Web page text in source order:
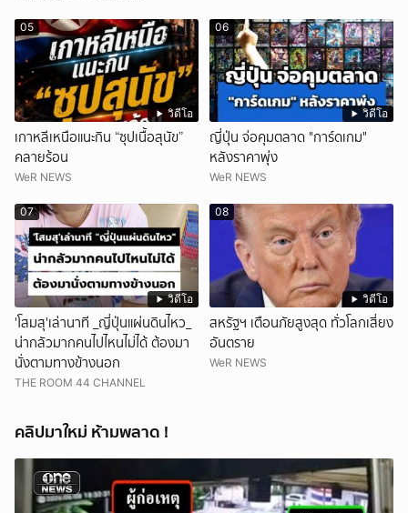
วิดีโอ
05
เกาหลีเหนือแนะกิน “ซุปเนื้อสุนัข”
คลายร้อน
WeR NEWS
วิดีโอ
06
ญี่ปุ่น จ่อคุมตลาด "การ์ดเกม"
หลังราคาพุ่ง
WeR NEWS
วิดีโอ
07
'โสมสุ'เล่านาที _ญี่ปุ่นแผ่นดินไหว_
น่ากลัวมากคนไปไหนไม่ได้ ต้องมา
นั่งตามทางข้างนอก
THE ROOM 44 CHANNEL
วิดีโอ
08
สหรัฐฯ เตือนภัยสูงสุด ทั่วโลกเสี่ยง
อันตราย
WeR NEWS
คลิปมาใหม่ ห้ามพลาด !